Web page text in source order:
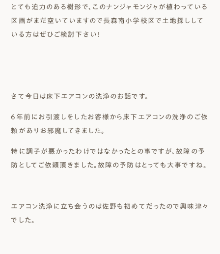
とても迫力のある樹形で、このナンジャモンジャが植わっている
区画がまだ空いていますので長森南小学校区で土地探しして
いる方はぜひご検討下さい！
さて今日は床下エアコンの洗浄のお話です。
6年前にお引渡しをしたお客様から床下エアコンの洗浄のご依
頼がありお邪魔してきました。
特に調子が悪かったわけではなかったとの事ですが、故障の予
防としてご依頼頂きました。故障の予防はとっても大事ですね。
エアコン洗浄に立ち会うのは佐野も初めてだったので興味津々
でした。